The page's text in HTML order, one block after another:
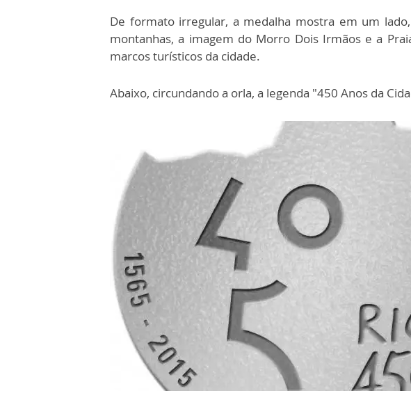
De formato irregular, a medalha mostra em um
montanhas, a imagem do Morro Dois Irmãos e a
marcos turísticos da cidade.
Abaixo, circundando a orla, a legenda "450 Anos da